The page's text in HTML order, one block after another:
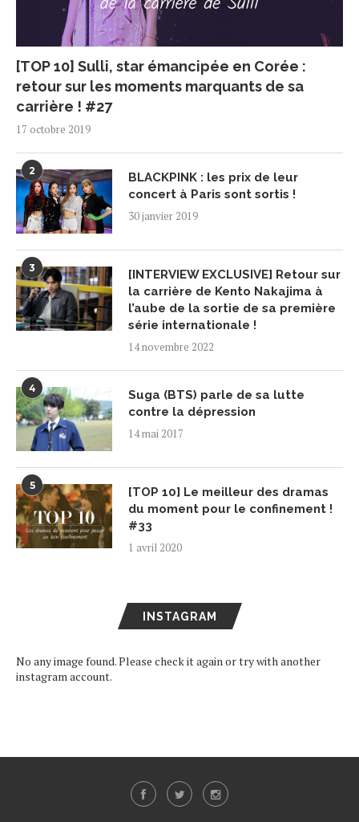
[TOP 10] Sulli, star émancipée en Corée :
retour sur les moments marquants de sa
carrière ! #27
17 octobre 2019
2
BLACKPINK : les prix de leur
concert à Paris sont sortis !
30 janvier 2019
3
[INTERVIEW EXCLUSIVE] Retour sur
la carrière de Kento Nakajima à
l’aube de la sortie de sa première
série internationale !
14 novembre 2022
4
Suga (BTS) parle de sa lutte
contre la dépression
14 mai 2017
5
[TOP 10] Le meilleur des dramas
du moment pour le confinement !
#33
1 avril 2020
INSTAGRAM
No any image found. Please check it again or try with another
instagram account.